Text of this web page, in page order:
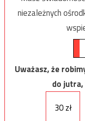
niezależnych
Uważasz, że
do jutra,
30 zł